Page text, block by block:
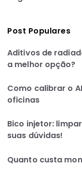
Post Populares
Aditivos de
a melhor opção?
Como calibrar o
oficinas
Bico injetor:
suas dúvidas!
Quanto custa